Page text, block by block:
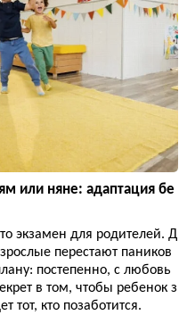
или няне: адаптация бе
экзамен для родителей. Д
перестают паников
постепенно, с любовь
в том, чтобы ребенок з
тот, кто позаботится.